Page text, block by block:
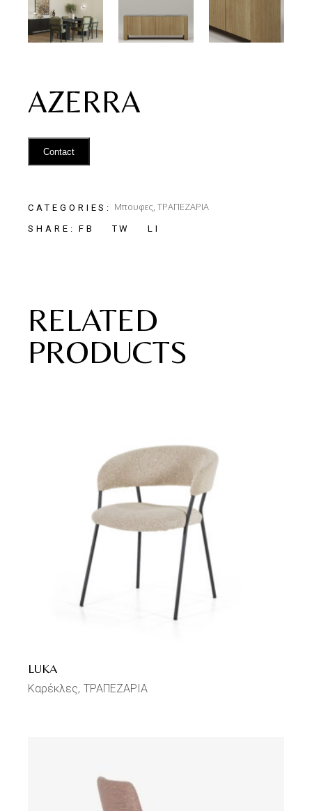
AZERRA
Contact
CATEGORIES: Μπουφες,ΤΡΑΠΕΖΑΡΙΑ
SHARE: FB TW LI
RELATED
PRODUCTS
LUKA
Καρέκλες ΤΡΑΠΕΖΑΡΙΑ